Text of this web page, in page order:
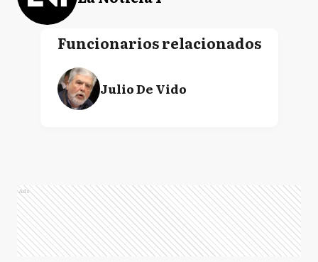
Funcionarios relacionados
Julio De Vido
Ads